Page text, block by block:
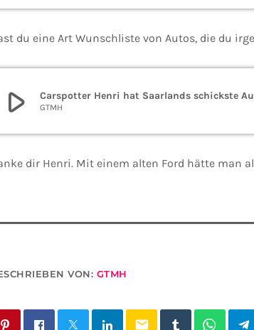
du eine Art Wunschliste von Autos, die du
play_arrow Carspotter Henri hat Saarlands schickste
GTMH
dir Henri. Mit einem alten Ford hätte man
VON: GTMH
email